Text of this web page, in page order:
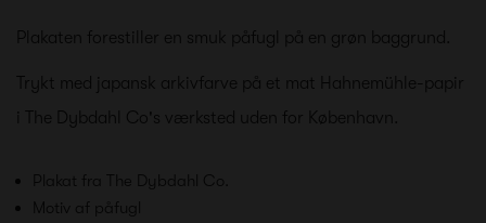
Plakaten forestiller en smuk påfugl på en grøn baggrund.
Trykt med japansk arkivfarve på et mat Hahnemühle-papir
i The Dybdahl Co's værksted uden for København.
Plakat fra The Dybdahl Co.
Motiv af påfugl